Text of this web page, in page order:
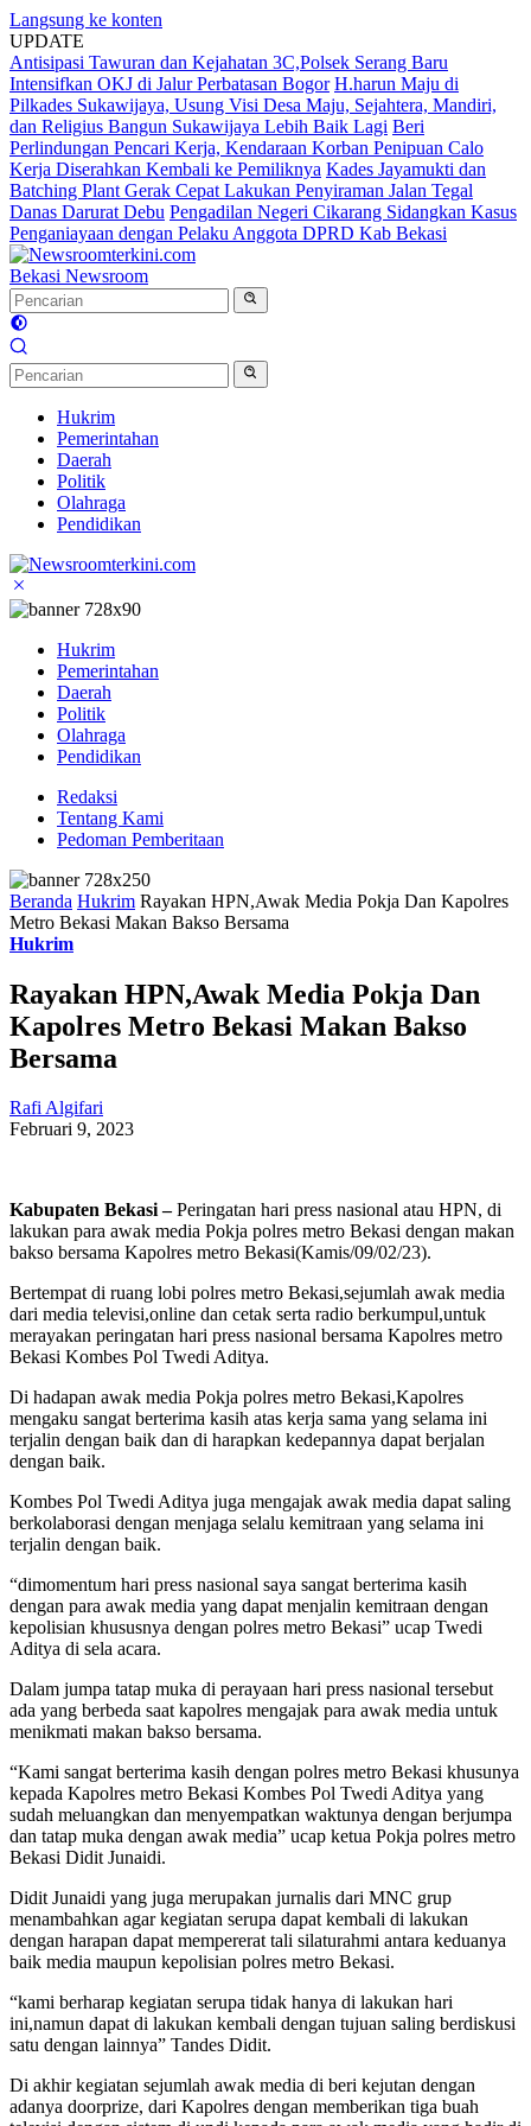
Langsung ke konten
UPDATE
Antisipasi Tawuran dan Kejahatan 3C,Polsek Serang Baru
Intensifkan OKJ di Jalur Perbatasan Bogor H.harun Maju di
Pilkades Sukawijaya, Usung Visi Desa Maju, Sejahtera, Mandiri,
dan Religius Bangun Sukawijaya Lebih Baik Lagi Beri
Perlindungan Pencari Kerja, Kendaraan Korban Penipuan Calo
Kerja Diserahkan Kembali ke Pemiliknya Kades Jayamukti dan
Batching Plant Gerak Cepat Lakukan Penyiraman Jalan Tegal
Danas Darurat Debu Pengadilan Negeri Cikarang Sidangkan Kasus
Penganiayaan dengan Pelaku Anggota DPRD Kab Bekasi
Bekasi Newsroom
Hukrim
Pemerintahan
Daerah
Politik
Olahraga
Pendidikan
Hukrim
Pemerintahan
Daerah
Politik
Olahraga
Pendidikan
Redaksi
Tentang Kami
Pedoman Pemberitaan
Beranda Hukrim Rayakan HPN,Awak Media Pokja Dan Kapolres
Metro Bekasi Makan Bakso Bersama
Hukrim
Rayakan HPN,Awak Media Pokja Dan
Kapolres Metro Bekasi Makan Bakso
Bersama
Rafi Algifari
Februari 9, 2023
Kabupaten Bekasi –Peringatan hari press nasional atau HPN, di
lakukan para awak media Pokja polres metro Bekasi dengan makan
bakso bersama Kapolres metro Bekasi(Kamis/09/02/23).
Bertempat di ruang lobi polres metro Bekasi,sejumlah awak media
dari media televisi,online dan cetak serta radio berkumpul,untuk
merayakan peringatan hari press nasional bersama Kapolres metro
Bekasi Kombes Pol Twedi Aditya.
Di hadapan awak media Pokja polres metro Bekasi,Kapolres
mengaku sangat berterima kasih atas kerja sama yang selama ini
terjalin dengan baik dan di harapkan kedepannya dapat berjalan
dengan baik.
Kombes Pol Twedi Aditya juga mengajak awak media dapat saling
berkolaborasi dengan menjaga selalu kemitraan yang selama ini
terjalin dengan baik.
“dimomentum hari press nasional saya sangat berterima kasih
dengan para awak media yang dapat menjalin kemitraan dengan
kepolisian khususnya dengan polres metro Bekasi” ucap Twedi
Aditya di sela acara.
Dalam jumpa tatap muka di perayaan hari press nasional tersebut
ada yang berbeda saat kapolres mengajak para awak media untuk
menikmati makan bakso bersama.
“Kami sangat berterima kasih dengan polres metro Bekasi khusunya
kepada Kapolres metro Bekasi Kombes Pol Twedi Aditya yang
sudah meluangkan dan menyempatkan waktunya dengan berjumpa
dan tatap muka dengan awak media” ucap ketua Pokja polres metro
Bekasi Didit Junaidi.
Didit Junaidi yang juga merupakan jurnalis dari MNC grup
menambahkan agar kegiatan serupa dapat kembali di lakukan
dengan harapan dapat mempererat tali silaturahmi antara keduanya
baik media maupun kepolisian polres metro Bekasi.
“kami berharap kegiatan serupa tidak hanya di lakukan hari
ini,namun dapat di lakukan kembali dengan tujuan saling berdiskusi
satu dengan lainnya” Tandes Didit.
Di akhir kegiatan sejumlah awak media di beri kejutan dengan
adanya doorprize, dari Kapolres dengan memberikan tiga buah